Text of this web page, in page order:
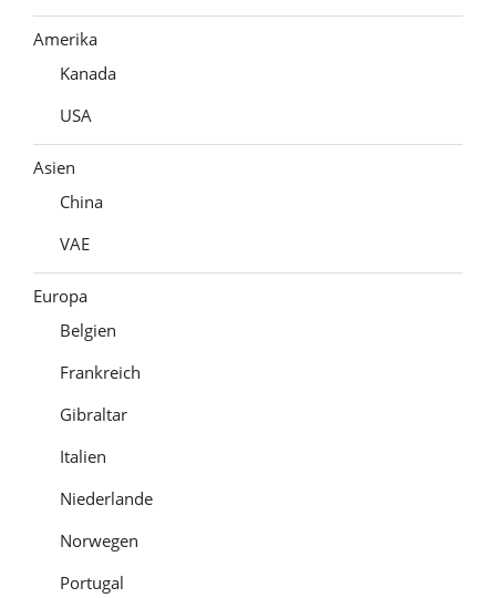
Amerika
Kanada
USA
Asien
China
VAE
Europa
Belgien
Frankreich
Gibraltar
Italien
Niederlande
Norwegen
Portugal